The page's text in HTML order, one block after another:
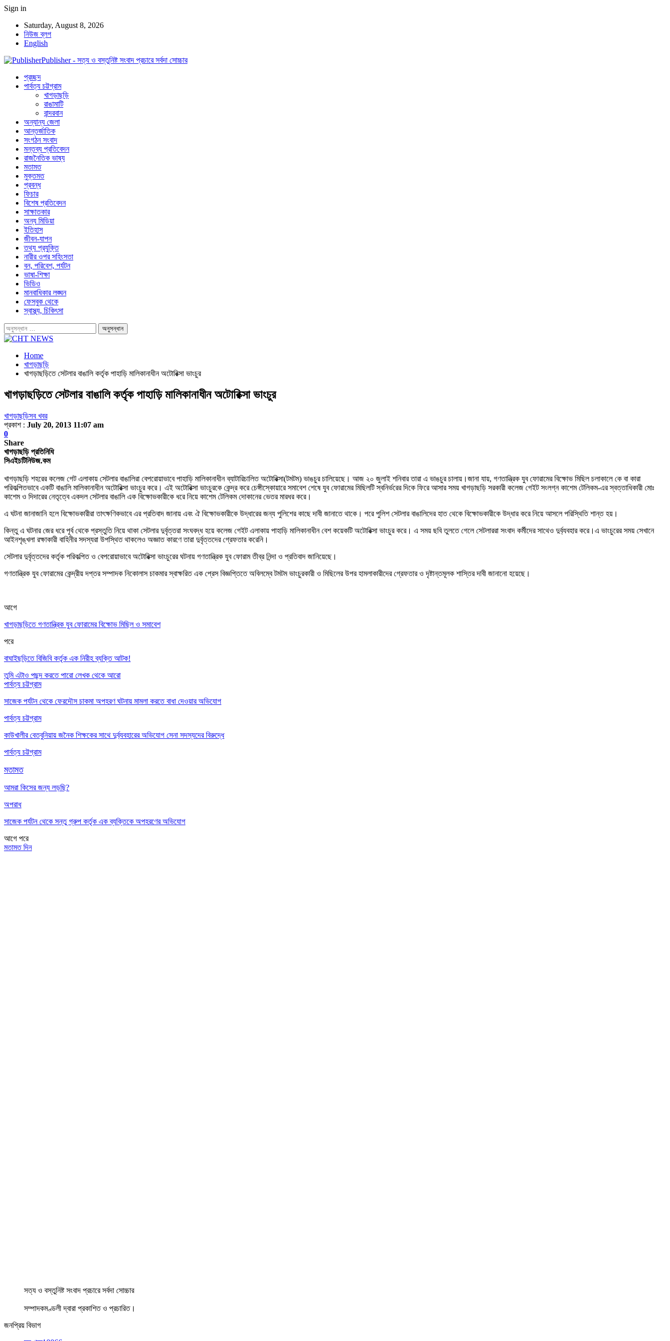
Sign in
Saturday, August 8, 2026
নিউজ ব্লগ
English
Publisher - সত্য ও বস্তুনিষ্ট সংবাদ প্রচারে সর্বদা সোচ্চার
প্রচ্ছদ
পার্বত্য চট্টগ্রাম
খাগড়াছড়ি
রাঙামাটি
বান্দরবান
অন্যান্য জেলা
আন্তর্জাতিক
সংগঠন সংবাদ
মন্তব্য প্রতিবেদন
রাজনৈতিক ভাষ্য
মতামত
মুক্তমত
প্রবন্ধ
ফিচার
বিশেষ প্রতিবেদন
সাক্ষাতকার
অন্য মিডিয়া
ইতিহাস
জীবন-যাপন
তথ্য প্রযুক্তি
নারীর ওপর সহিংসতা
বন, পরিবেশ, পর্যটন
ভাষা-শিক্ষা
ভিডিও
মানবাধিকার লঙ্ঘন
ফেসবুক থেকে
স্বাস্থ্য, চিকিৎসা
Home
খাগড়াছড়ি
খাগড়াছড়িতে সেটলার বাঙালি কর্তৃক পাহাড়ি মালিকানাধীন অটোরিক্সা ভাংচুর
খাগড়াছড়িতে সেটলার বাঙালি কর্তৃক পাহাড়ি মালিকানাধীন অটোরিক্সা ভাংচুর
খাগড়াছড়িসব খবর
প্রকাশ : July 20, 2013 11:07 am
0
Share
খাগড়াছড়ি প্রতিনিধি
সিএইচটিনিউজ.কম
খাগড়াছড়ি শহরের কলেজ গেট এলাকায় সেটলার বাঙালিরা বেপরোয়াভাবে পাহাড়ি মালিকানাধীন ব্যাটারিচালিত অটোরিক্সা(টমটম) ভাঙচুর চালিয়েছে। আজ ২০ জুলাই শনিবার তারা এ ভাঙচুর চালায়। জানা যায়, গণতান্ত্রিক যুব ফোরামের বিক্ষোভ মিছিল চলাকালে কে বা কারা
পরিকল্পিতভাবে একটি বাঙালি মালিকানাধীন অটোরিক্সা ভাংচুর করে। এই অটোরিক্সা ভাংচুরকে কেন্দ্র করে চেঙ্গীস্কোয়ারে সমাবেশ শেষে যুব ফোরামের মিছিলটি স্বনির্ভরের দিকে ফিরে আসার সময় খাগড়াছড়ি সরকারী কলেজ গেইট সংলগ্ন কাশেম টেলিকম-এর স্বত্তাধিকারী মোঃ
কাশেম ও দিদারের নেতৃত্বে একদল সেটলার বাঙালি এক বিক্ষোভকারীকে ধরে নিয়ে কাশেম টেলিকম দোকানের ভেতর মারধর করে।
এ ঘটনা জানাজানি হলে বিক্ষোভকারীরা তাৎক্ষণিকভাবে এর প্রতিবাদ জানায় এবং ঐ বিক্ষোভকারীকে উদ্ধারের জন্য পুলিশের কাছে দাবী জানাতে থাকে। পরে পুলিশ সেটলার বাঙালিদের হাত থেকে বিক্ষোভকারীকে উদ্ধার করে নিয়ে আসলে পরিস্থিতি শান্ত হয়।
কিন্তু এ ঘটনার জের ধরে পূর্ব থেকে প্রস্তুতি নিয়ে থাকা সেটলার দুর্বৃত্তরা সংঘবদ্ধ হয়ে কলেজ গেইট এলাকায় পাহাড়ি মালিকানাধীন বেশ কয়েকটি অটোরিক্সা ভাংচুর করে। এ সময় ছবি তুলতে গেলে সেটলাররা সংবাদ কর্মীদের সাথেও দুর্ব্যবহার করে। এ ভাংচুরের সময় সেখানে
আইনশৃঙ্খলা রক্ষাকারী বাহিনীর সদস্যরা উপস্থিত থাকলেও অজ্ঞাত কারণে তারা দুর্বৃত্তদের গ্রেফতার করেনি।
সেটলার দুর্বৃত্তদের কর্তৃক পরিকল্পিত ও বেপরোয়াভাবে অটোরিক্সা ভাংচুরের ঘটনায় গণতান্ত্রিক যুব ফোরাম তীব্র নিন্দা ও প্রতিবাদ জানিয়েছে।
গণতান্ত্রিক যুব ফোরামের কেন্দ্রীয় দপ্তর সম্পাদক নিকোলাস চাকমার স্বাক্ষরিত এক প্রেস বিজ্ঞপ্তিতে অবিলম্বে টমটম ভাংচুরকারী ও মিছিলের উপর হামলাকারীদের গ্রেফতার ও দৃষ্টান্তমূলক শাস্তির দাবী জানানো হয়েছে।
আগে
খাগড়াছড়িতে গণতান্ত্রিক যুব ফোরামের বিক্ষোভ মিছিল ও সমাবেশ
পরে
বাঘাইছড়িতে বিজিবি কর্তৃক এক নিরীহ ব্যক্তি আটক!
তুমি এটাও পছন্দ করতে পারো লেখক থেকে আরো
পার্বত্য চট্টগ্রাম
সাজেক পর্যটন থেকে ফেরদৌস চাকমা অপহরণ ঘটনায় মামলা করতে বাধা দেওয়ার অভিযোগ
পার্বত্য চট্টগ্রাম
কাউখালীর বেতবুনিয়ায় জনৈক শিক্ষকের সাথে দুর্ব্যবহারের অভিযোগ সেনা সদস্যদের বিরুদ্ধে
পার্বত্য চট্টগ্রাম
মতামত
আমরা কিসের জন্য লড়ছি?
অপরাধ
সাজেক পর্যটন থেকে সন্তু গ্রুপ কর্তৃক এক ব্যক্তিকে অপহরণের অভিযোগ
আগে পরে
মতামত দিন
সত্য ও বস্তুনিষ্ট সংবাদ প্রচারে সর্বদা সোচ্চার
সম্পাদকমণ্ডলী দ্বারা প্রকাশিত ও প্রচারিত।
জনপ্রিয় বিভাগ